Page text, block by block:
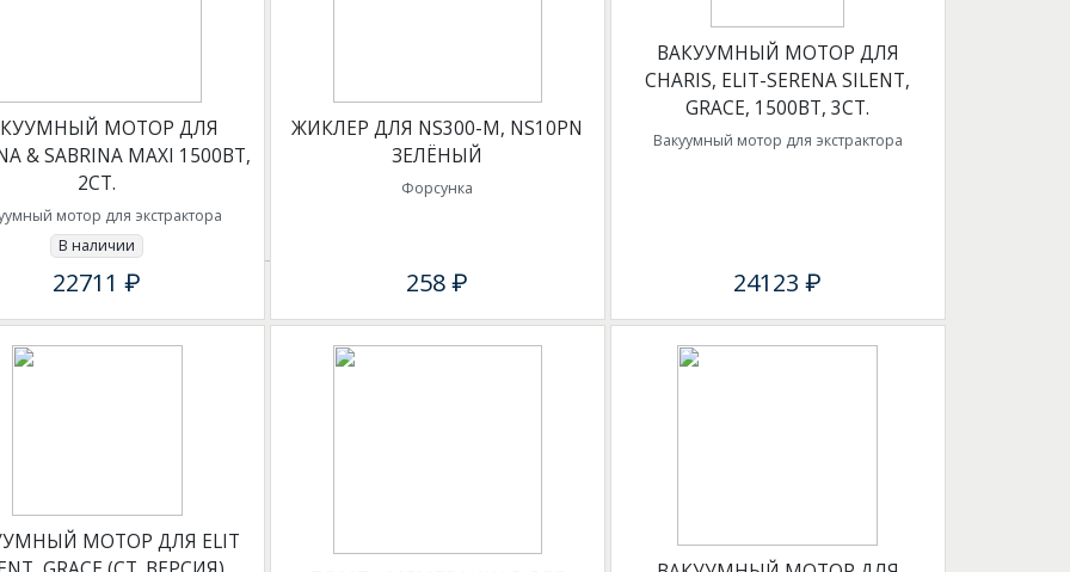
МОТОР ДЛЯ
& SABRINA MAXI 1500ВТ,
2СТ.
мотор для экстрактора
В наличии
22711 ₽
ЖИКЛЕР ДЛЯ NS300-M, NS10PN
ЗЕЛЁНЫЙ
Форсунка
258 ₽
ВАКУУМНЫЙ МОТОР ДЛЯ
CHARIS, ELIT-SERENA SILENT,
GRACE, 1500ВТ, 3СТ.
Вакуумный мотор для экстрактора
24123 ₽
МОТОР ДЛЯ ELIT